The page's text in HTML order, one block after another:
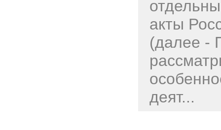
акты
(далее -
деят...